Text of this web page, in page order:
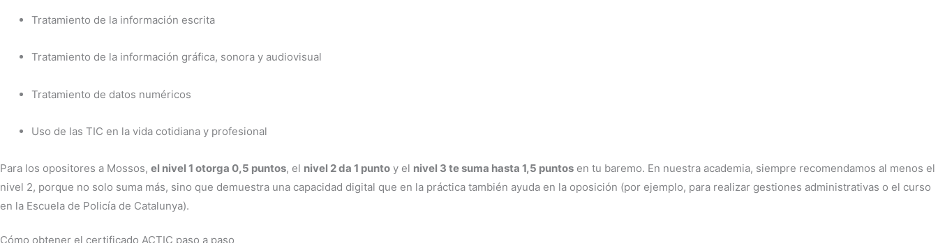
Tratamiento de la información escrita
Tratamiento de la información gráfica, sonora y audiovisual
Tratamiento de datos numéricos
Uso de las TIC en la vida cotidiana y profesional
Para los opositores a Mossos, el nivel 1 otorga 0,5 puntos, el nivel 2 da 1 punto y el nivel 3 te suma hasta 1,5 puntos en tu baremo. En nuestra academia, siempre recomendamos al menos el
nivel 2, porque no solo suma más, sino que demuestra una capacidad digital que en la práctica también ayuda en la oposición (por ejemplo, para realizar gestiones administrativas o el curso
en la Escuela de Policía de Catalunya).
Cómo obtener el certificado ACTIC paso a paso